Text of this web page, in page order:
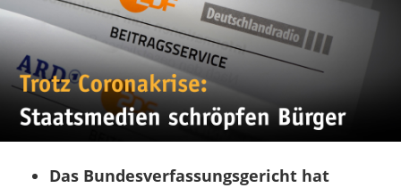
Das Bundesverfassungsgericht hat